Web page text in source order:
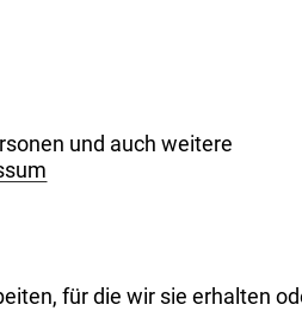
und auch weitere
für die wir sie erhalten